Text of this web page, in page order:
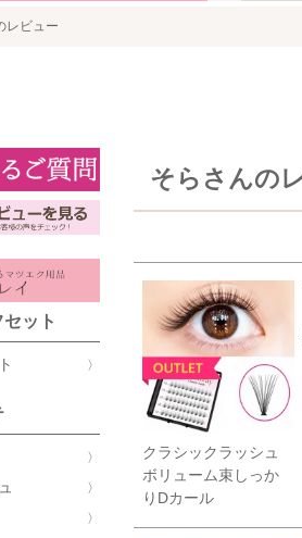
レビュー
ット
そらさんの
クラシックラッシュ
ボリューム束しっか
りDカール